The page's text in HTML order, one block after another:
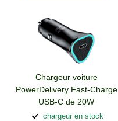
Chargeur voiture
PowerDelivery Fast-Charge
USB-C de 20W
BlueStar:Chargeurs Nokia 1
chargeur en stock